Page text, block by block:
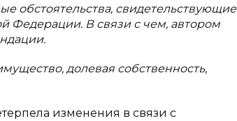
обстоятельства, свидетельствующие
Федерации. В связи с чем, автором
долевая собственность,
изменения в связи с